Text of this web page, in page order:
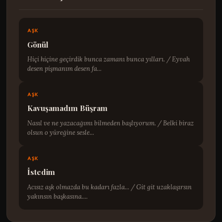
AŞK
Gönül
Hiçi hiçine geçirdik bunca zamanı bunca yılları. / Eyvah
desen pişmanım desen fa...
AŞK
Kavuşamadım Büşram
Nasıl ve ne yazacağımı bilmeden başlıyorum. / Belki biraz
olsun o yüreğine sesle...
AŞK
İstedim
Acısız aşk olmazda bu kadarı fazla... / Git git uzaklaşırsın
yakınsın başkasına....